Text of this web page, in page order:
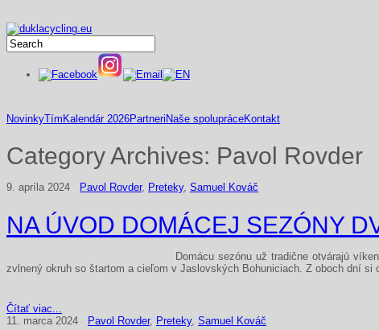
NovinkyTím Kalendár 2026Partneri Naše spolupráceKontakt
Category Archives: Pavol Rovder
9. apríla 2024 Pavol Rovder, Preteky, Samuel Kováč
NA ÚVOD DOMÁCEJ SEZÓNY
Domácu sezónu už tradične otvárajú
zvlnený okruh so štartom a cieľom v Jaslovských Bohuniciach. Z oboch dní
Čítať viac...
11. marca 2024
Pavol Rovder, Preteky, Samuel Kováč